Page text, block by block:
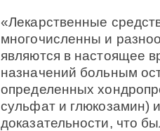
«Лекарственные
многочисленны и
являются в настоящее
назначений больным
определенных
сульфат и глюкозамин)
доказательности, что